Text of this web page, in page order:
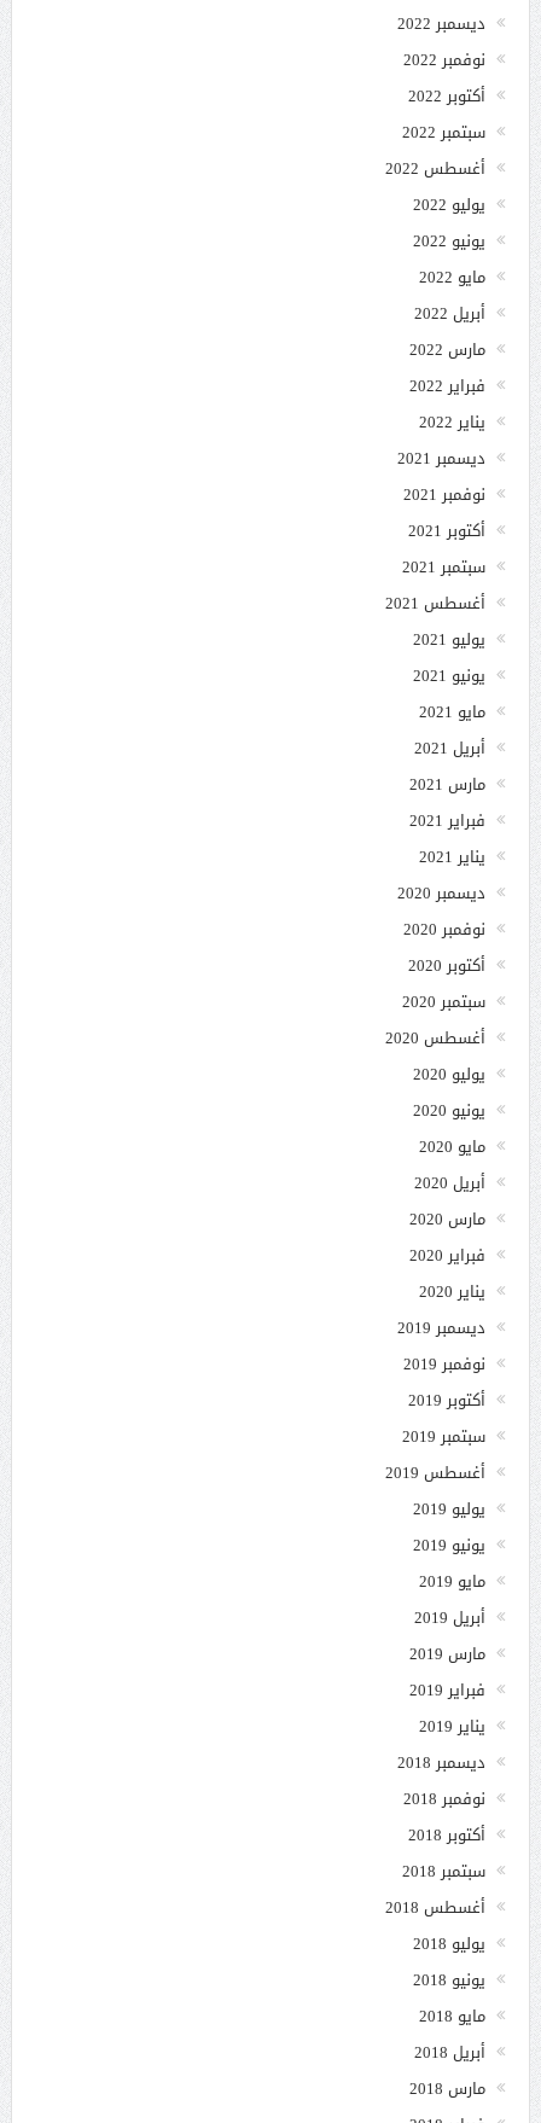
ديسمبر 2022
نوفمبر 2022
أكتوبر 2022
سبتمبر 2022
أغسطس 2022
يوليو 2022
يونيو 2022
مايو 2022
أبريل 2022
مارس 2022
فبراير 2022
يناير 2022
ديسمبر 2021
نوفمبر 2021
أكتوبر 2021
سبتمبر 2021
أغسطس 2021
يوليو 2021
يونيو 2021
مايو 2021
أبريل 2021
مارس 2021
فبراير 2021
يناير 2021
ديسمبر 2020
نوفمبر 2020
أكتوبر 2020
سبتمبر 2020
أغسطس 2020
يوليو 2020
يونيو 2020
مايو 2020
أبريل 2020
مارس 2020
فبراير 2020
يناير 2020
ديسمبر 2019
نوفمبر 2019
أكتوبر 2019
سبتمبر 2019
أغسطس 2019
يوليو 2019
يونيو 2019
مايو 2019
أبريل 2019
مارس 2019
فبراير 2019
يناير 2019
ديسمبر 2018
نوفمبر 2018
أكتوبر 2018
سبتمبر 2018
أغسطس 2018
يوليو 2018
يونيو 2018
مايو 2018
أبريل 2018
مارس 2018